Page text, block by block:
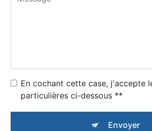
En cochant cette case, j'accepte
particulières ci-dessous **
Envoyer